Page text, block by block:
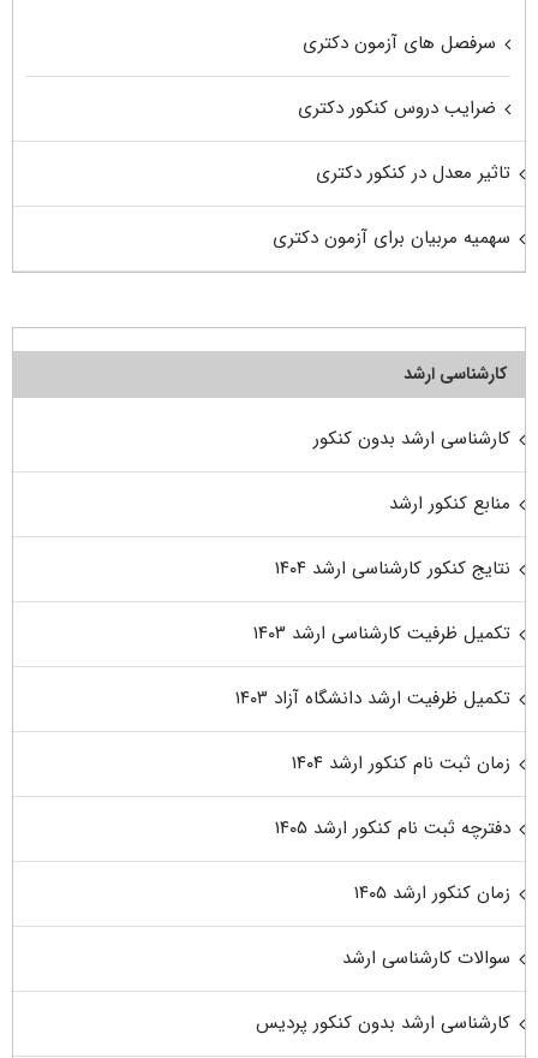
سرفصل های آزمون دکتری
ضرایب دروس کنکور دکتری
تاثیر معدل در کنکور دکتری
سهمیه مربیان برای آزمون دکتری
کارشناسی ارشد
کارشناسی ارشد بدون کنکور
منابع کنکور ارشد
نتایج کنکور کارشناسی ارشد ۱۴۰۴
تکمیل ظرفیت کارشناسی ارشد ۱۴۰۳
تکمیل ظرفیت ارشد دانشگاه آزاد ۱۴۰۳
زمان ثبت نام کنکور ارشد ۱۴۰۴
دفترچه ثبت نام کنکور ارشد ۱۴۰۵
زمان کنکور ارشد ۱۴۰۵
سوالات کارشناسی ارشد
کارشناسی ارشد بدون کنکور پردیس